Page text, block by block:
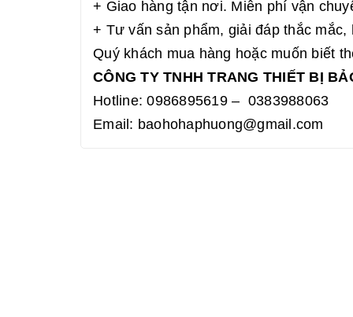
+ Giao hàng tận nơi. Miễn phí vận
+ Tư vấn sản phẩm, giải đáp thắc
Quý khách mua hàng hoặc muốn biết
CÔNG TY TNHH TRANG THIẾT BỊ
Hotline: 0986895619 – 0383988063
Email: baohohaphuong@gmail.com